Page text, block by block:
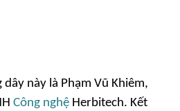
này là Phạm Vũ Khiêm,
Công nghệ Herbitech. Kết